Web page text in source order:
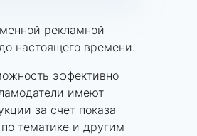
рекламной
настоящего времени.
эффективно
имеют
за счет показа
тематике и другим